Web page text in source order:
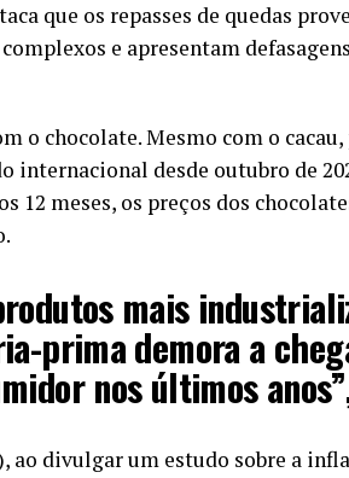
que os repasses de quedas
e apresentam
o chocolate. Mesmo com o
internacional desde outubro de
12 meses, os preços dos
mais
prima demora a
nos últimos
ao divulgar um estudo sobre a